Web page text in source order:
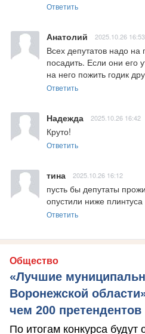
Ответить
Анатолий 2025.10.26 16:53
Всех депутатов надо
посадить. Если они его
на него пожить годик
Ответить
Надежда 2025.10.26 16:42
Круто!
Ответить
тина 2025.10.26 16:12
пусть бы депутаты
опустили ниже плинтуса
Ответить
Общество
«Лучшие
Воронежской
чем 200 претендентов
По итогам конкурса